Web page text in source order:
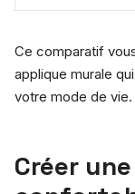
Ce comparatif
applique murale
votre mode de vie.
Créer